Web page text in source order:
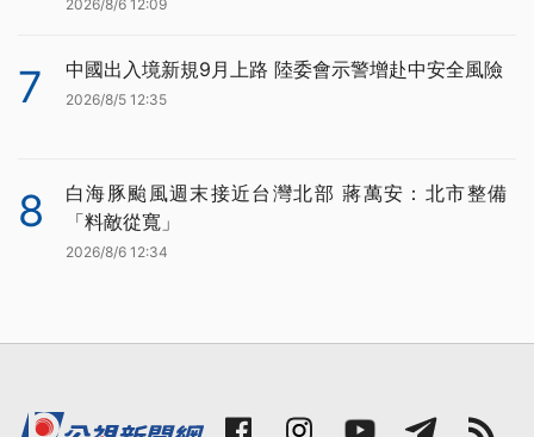
2026/8/6 12:09
7 中國出入境新規9月上路 陸委會示警增赴中安全風險
2026/8/5 12:35
8
白海豚颱風週末接近台灣北部 蔣萬安：北市整備
「料敵從寬」
2026/8/6 12:34